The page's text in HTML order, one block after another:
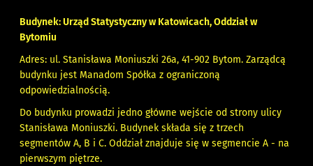
Budynek: Urząd Statystyczny w Katowicach, Oddział w
Bytomiu
Adres: ul. Stanisława Moniuszki 26a, 41-902 Bytom. Zarządcą
budynku jest Manadom Spółka z ograniczoną
odpowiedzialnością.
Do budynku prowadzi jedno główne wejście od strony ulicy
Stanisława Moniuszki. Budynek składa się z trzech
segmentów A, B i C. Oddział znajduje się w segmencie A - na
pierwszym piętrze.